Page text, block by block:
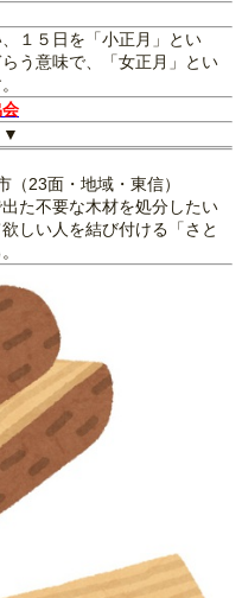
１５日を「小正月」とい
う意味で、「女正月」とい
▼
23面・地域・東信）
た不要な木材を処分したい
しい人を結び付ける「さと